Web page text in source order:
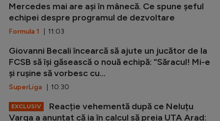
Mercedes mai are ași în mânecă. Ce spune șeful
echipei despre programul de dezvoltare
Formula 1 | 11:03
Giovanni Becali încearcă să ajute un jucător de la
FCSB să își găsească o nouă echipă: ”Săracul! Mi-e
și rușine să vorbesc cu...
SuperLiga | 10:30
EXCLUSIV
Reacție vehementă după ce Neluțu
Varga a anunțat că ia în calcul să preia UTA Arad: